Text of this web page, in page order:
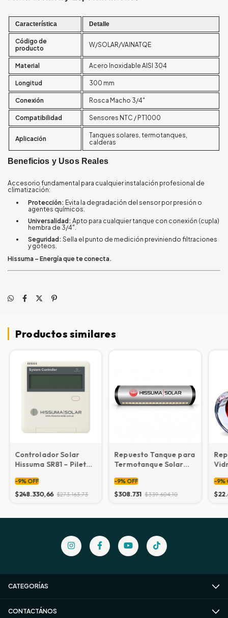
Característica Detalle
Código de
producto
W/SOLAR/VAINATQE
Material Acero Inoxidable AISI 304
Longitud 300 mm
Conexión Rosca Macho 3/4"
Compatibilidad Sensores NTC / PT1000
Aplicación
Tanques solares, termotanques,
calderas
Beneficios y Usos Reales
Accesorio fundamental para cualquier instalación profesional de
climatización:
Protección: Evita la degradación del sensor por presión o
agentes químicos.
Universalidad: Apto para cualquier tanque con conexión (cupla)
hembra de 3/4".
Seguridad: Sella el punto de medición previniendo filtraciones
y goteos.
Hissuma – Energía que te conecta.
Productos similares
Controlador Solar
Hissuma SR81 – Piletas
-9% OFF
$248.330,66 $273.163,73
Repuesto Tanque para
Termotanque Solar
-9% OFF
$308.731 $339.604,10
-9%
CATEGORÍAS
CONTACTÁNOS